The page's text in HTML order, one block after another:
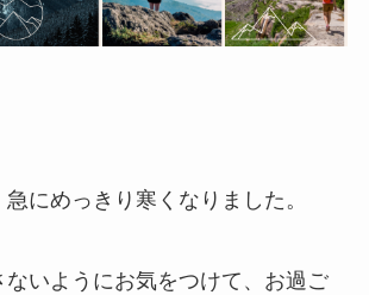
にめっきり寒くなりました。
ないようにお気をつけて、お過ご